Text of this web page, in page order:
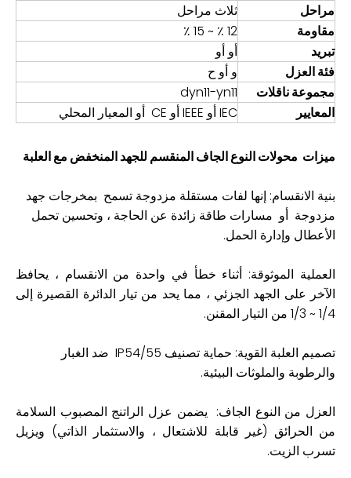
مراحل
ثلاث مراحل
مقاومة
12 ٪ ~ 15 ٪
تبريد
أو أو
فئة العزل
و أو ح
مجموعة ناقلات
dyn11-yn11
المعايير
IEC أو IEEE أو CE أو المعيار المحلي
ميزات محولات النوع الجاف المنقسم للجهد المنخفض مع العلبة
بنية الانقسام: إنها لفات مستقلة مزدوجة تسمح بمخرجات جهد
مزدوجة أو مسارات طاقة زائدة عن الحاجة ، وتحسين تحمل
الأعطال وإدارة الحمل.
العملية الموثوقة: أثناء خطأ في واحدة من الانقسام ، يحافظ
الآخر على الجهد الجزئي ، مما يحد من تيار الدائرة القصيرة إلى
1/4 ~ 1/3 من التيار المقنن.
تصميم العلبة القوية: حماية تصنيف IP54/55 ضد الغبار
والرطوبة والملوثات البيئية.
العزل من النوع الجاف: يضمن عزل الراتنج المصبوب السلامة
من الحرائق (غير قابلة للاشتعال ، والاستثمار الذاتي) ويزيل
تسرب الزيت.